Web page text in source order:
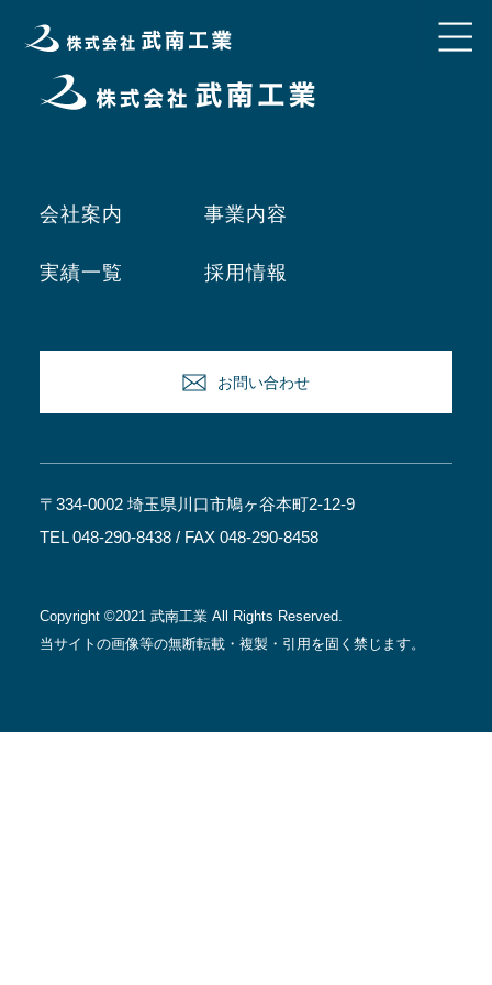
会社案内 事業内容
実績一覧 採用情報
お問い合わせ
〒334-0002 埼玉県川口市鳩ヶ谷本町2-12-9
TEL 048-290-8438/ FAX 048-290-8458
Copyright ©2021 武南工業 All Rights Reserved.
当サイトの画像等の無断転載・複製・引用を固く禁じます。